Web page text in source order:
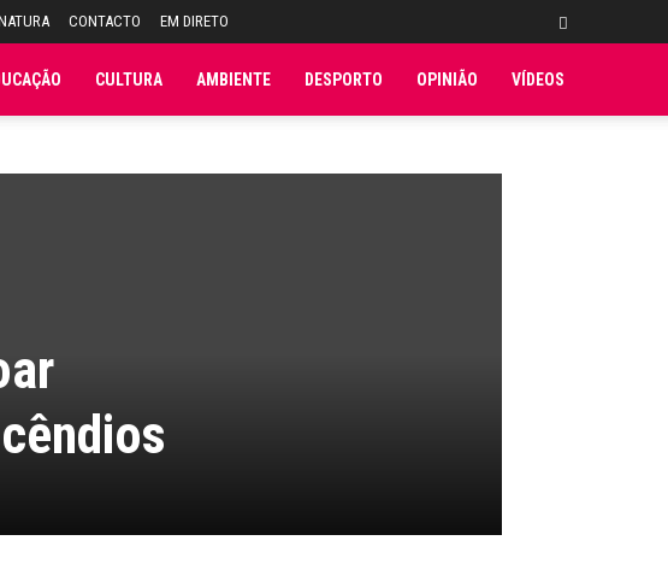
CONTACTO EM DIRETO
CULTURA AMBIENTE DESPORTO OPINIÃO VÍDEOS